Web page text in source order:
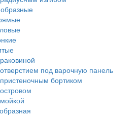
под варочную панель
бортиком